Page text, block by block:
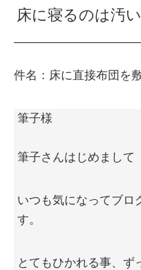
床に寝るのは汚
件名：床に直接布団を
筆子様
筆子さんはじめまして
いつも気になってブロ
す。
とてもひかれる事、ず